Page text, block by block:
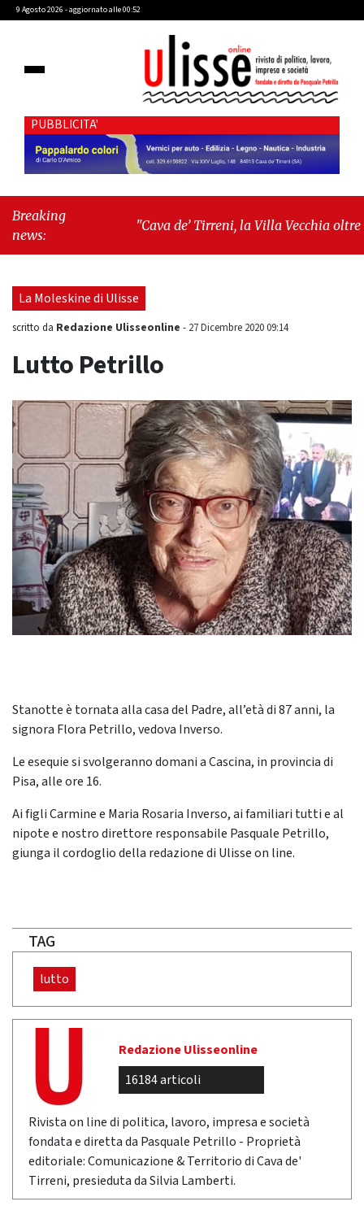
9 Agosto 2026 - aggiornato alle 00:52
PUBBLICITA'
Breaking
news:
"Cava de’ Tirreni, la Villa Vecchia oltre i
Fratellanza sull'ultima seduta consiliare:
“Serve chiarezza!”"
La Moleskine di Ulisse
scritto da Redazione Ulisseonline - 27 Dicembre 2020 09:14
Lutto Petrillo
Stanotte è tornata alla casa del Padre, all’età di 87 anni, la
signora Flora Petrillo, vedova Inverso.
Le esequie si svolgeranno domani a Cascina, in provincia di
Pisa, alle ore 16.
Ai figli Carmine e Maria Rosaria Inverso, ai familiari tutti e al
nipote e nostro direttore responsabile Pasquale Petrillo,
giunga il cordoglio della redazione di Ulisse on line.
TAG
lutto
Redazione Ulisseonline
16184 articoli
Rivista on line di politica, lavoro, impresa e società
fondata e diretta da Pasquale Petrillo - Proprietà
editoriale: Comunicazione & Territorio di Cava de'
Tirreni, presieduta da Silvia Lamberti.